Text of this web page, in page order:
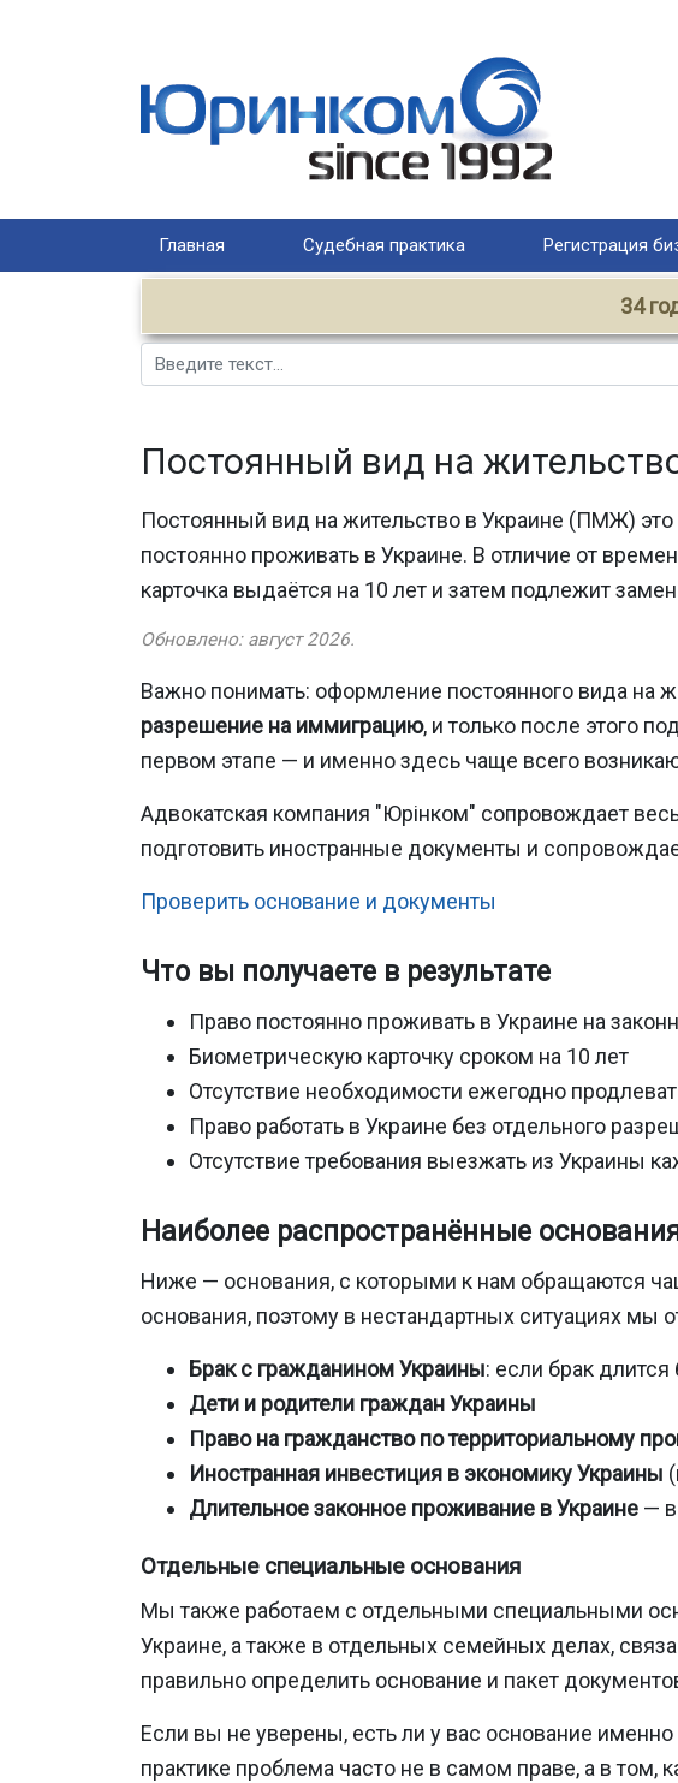
Главная Судебная практика Регистрация
34
Поиск
Постоянный вид на
Постоянный вид на жительство в Украине (ПМЖ)
постоянно проживать в Украине. В отличие от
карточка выдаётся на 10 лет и затем подлежит
Обновлено: август 2026.
Важно понимать: оформление постоянного вида на
разрешение на иммиграцию, и только после этого
первом этапе — и именно здесь чаще всего
Адвокатская компания "Юрінком" сопровождает
подготовить иностранные документы и
Проверить основание и документы
Что вы получаете в результате
Право постоянно проживать в Украине на
Биометрическую карточку сроком на 10 лет
Отсутствие необходимости ежегодно
Право работать в Украине без отдельного
Отсутствие требования выезжать из Украины
Наиболее распространённые
Ниже — основания, с которыми к нам обращаются
основания, поэтому в нестандартных ситуациях мы
Брак с гражданином Украины: если брак длится
Дети и родители граждан Украины
Право на гражданство по территориальному
Иностранная инвестиция в экономику Украины
Длительное законное проживание в Украине —
Отдельные специальные основания
Мы также работаем с отдельными специальными
Украине, а также в отдельных семейных делах,
правильно определить основание и пакет
Если вы не уверены, есть ли у вас основание
практике проблема часто не в самом праве, а в том,